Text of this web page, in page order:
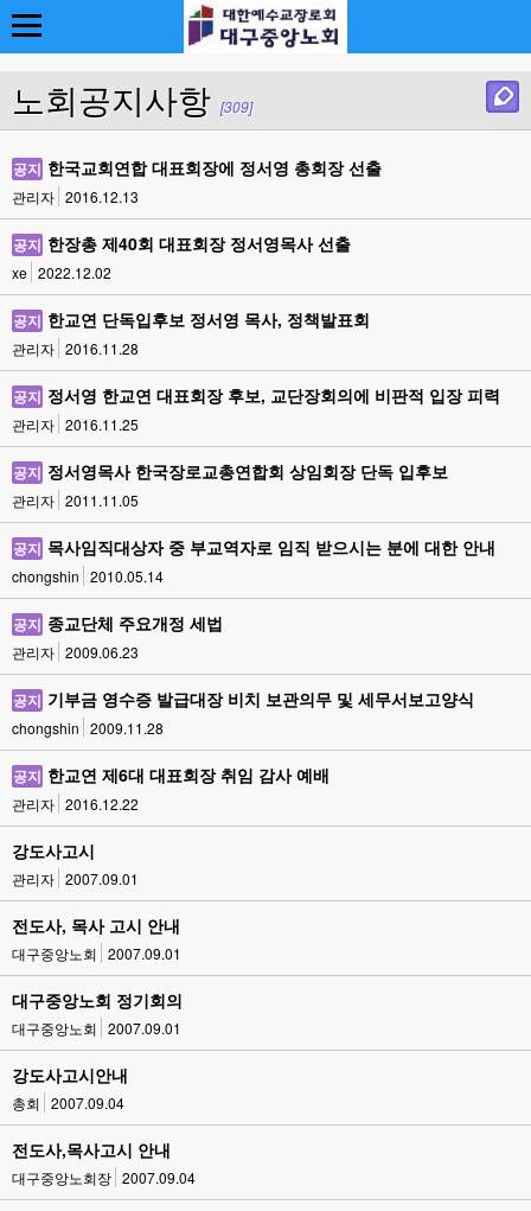
노회공지사항 [309]
공지 한국교회연합 대표회장에 정서영 총회장 선출
관리자 2016.12.13
공지 한장총 제40회 대표회장 정서영목사 선출
xe 2022.12.02
공지 한교연 단독입후보 정서영 목사, 정책발표회
관리자 2016.11.28
공지 정서영 한교연 대표회장 후보, 교단장회의에 비판적 입장 피력
관리자 2016.11.25
공지 정서영목사 한국장로교총연합회 상임회장 단독 입후보
관리자 2011.11.05
공지 목사임직대상자 중 부교역자로 임직 받으시는 분에 대한 안내
chongshin 2010.05.14
공지 종교단체 주요개정 세법
관리자 2009.06.23
공지 기부금 영수증 발급대장 비치 보관의무 및 세무서보고양식
chongshin 2009.11.28
공지 한교연 제6대 대표회장 취임 감사 예배
관리자 2016.12.22
강도사고시
관리자 2007.09.01
전도사, 목사 고시 안내
대구중앙노회 2007.09.01
대구중앙노회 정기회의
대구중앙노회 2007.09.01
강도사고시안내
총회 2007.09.04
전도사,목사고시 안내
대구중앙노회장 2007.09.04